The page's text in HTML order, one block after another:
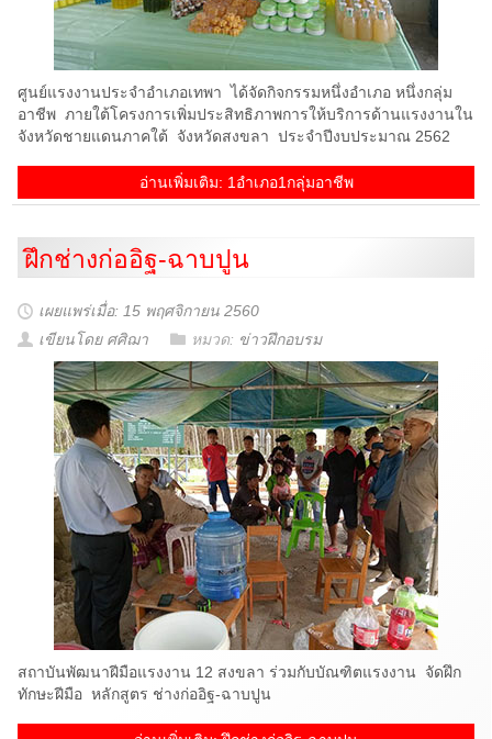
ศูนย์แรงงานประจำอำเภอเทพา ได้จัดกิจกรรมหนึ่งอำเภอ หนึ่งกลุ่ม
อาชีพ ภายใต้โครงการเพิ่มประสิทธิภาพการให้บริการด้านแรงงานใน
จังหวัดชายแดนภาคใต้ จังหวัดสงขลา ประจำปีงบประมาณ 2562
อ่านเพิ่มเติม: 1อำเภอ1กลุ่มอาชีพ
ฝึกช่างก่ออิฐ-ฉาบปูน
เผยแพร่เมื่อ: 15 พฤศจิกายน 2560
เขียนโดย ศศิฌา
หมวด: ข่าวฝึกอบรม
สถาบันพัฒนาฝีมือแรงงาน 12 สงขลา ร่วมกับบัณฑิตแรงงาน จัดฝึก
ทักษะฝีมือ หลักสูตร ช่างก่ออิฐ-ฉาบปูน